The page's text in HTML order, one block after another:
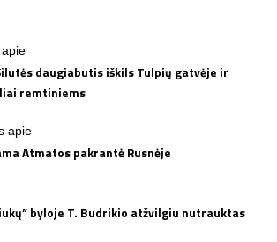
apie
daugiabutis iškils Tulpių gatvėje ir
remtiniems
apie
Atmatos pakrantė Rusnėje
byloje T. Budrikio atžvilgiu nutrauktas